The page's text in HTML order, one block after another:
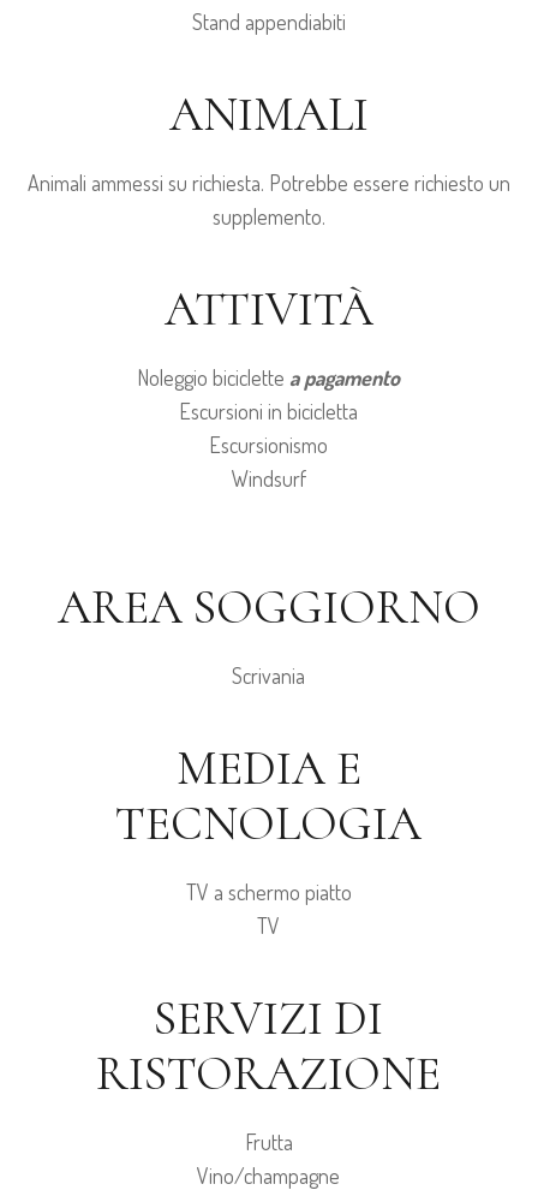
Stand appendiabiti
ANIMALI
Animali ammessi su richiesta. Potrebbe essere richiesto un
supplemento.
ATTIVITÀ
Noleggio biciclette a pagamento
Escursioni in bicicletta
Escursionismo
Windsurf
AREA SOGGIORNO
Scrivania
MEDIA E
TECNOLOGIA
TV a schermo piatto
TV
SERVIZI DI
RISTORAZIONE
Frutta
Vino/champagne